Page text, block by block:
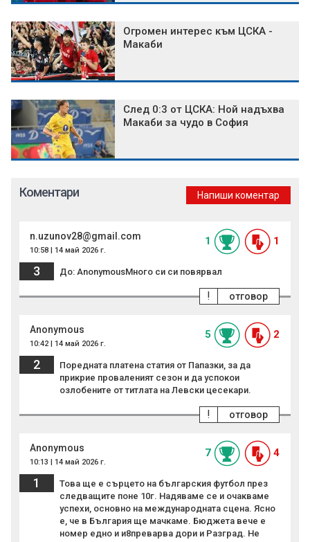
Огромен интерес към ЦСКА -
Макаби
След 0:3 от ЦСКА: Ной надъхва
Макаби за чудо в София
Коментари Напиши коментар
n.uzunov28@gmail.com
10:58 | 14 май 2026 г.
1 1
3 До: AnonymousМного си си повярвал
отговор
!
Anonymous
10:42 | 14 май 2026 г.
5 2
2
Поредната платена статия от Папазки, за да
прикрие проваленият сезон и да успокои
озлобените от титлата на Левски цесекари.
отговор
!
Anonymous
10:13 | 14 май 2026 г.
7 4
1
Това ще е сърцето на българския футбол през
следващите поне 10г. Надяваме се и очакваме
успехи, основно на международната сцена. Ясно
е, че в България ще мачкаме. Бюджета вече е
номер едно и и8преварва дори и Разград. Не